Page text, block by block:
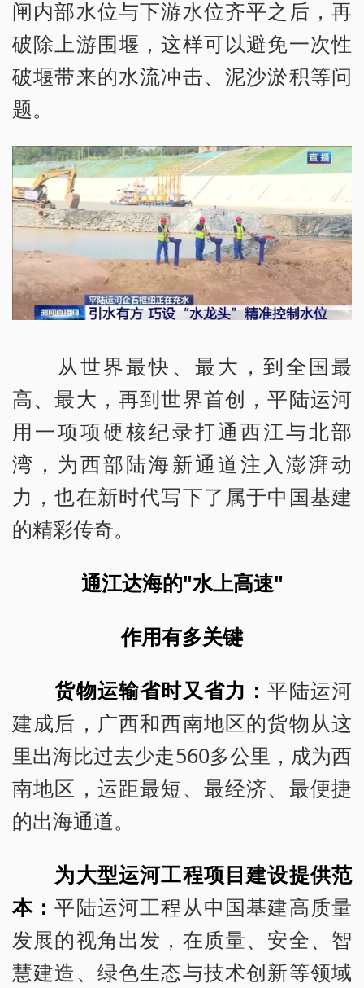
闸内部水位与下游水位齐平之后，再
破除上游围堰，这样可以避免一次性
破堰带来的水流冲击、泥沙淤积等问
题。
从世界最快、最大，到全国最
高、最大，再到世界首创，平陆运河
用一项项硬核纪录打通西江与北部
湾，为西部陆海新通道注入澎湃动
力，也在新时代写下了属于中国基建
的精彩传奇。
通江达海的"水上高速"
作用有多关键
货物运输省时又省力：平陆运河
建成后，广西和西南地区的货物从这
里出海比过去少走560多公里，成为西
南地区，运距最短、最经济、最便捷
的出海通道。
为大型运河工程项目建设提供范
本：平陆运河工程从中国基建高质量
发展的视角出发，在质量、安全、智
慧建造、绿色生态与技术创新等领域